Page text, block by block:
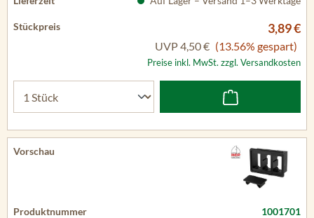
3,89 €
UVP4,50 € (13.56% gespart)
Preise inkl. MwSt. zzgl. Versandkosten
1001701